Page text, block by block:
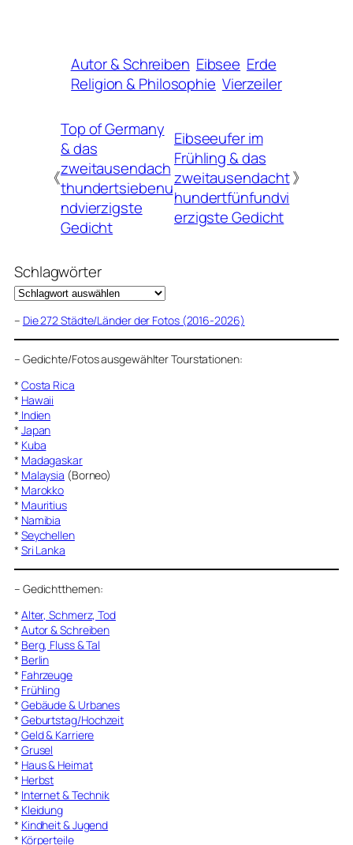
Autor & Schreiben Eibsee Erde
Religion & Philosophie Vierzeiler
《
Top of Germany
& das
zweitausendach
thundertsiebenu
ndvierzigste
Gedicht
Eibseeufer im
Frühling & das
zweitausendacht
hundertfünfundvi
erzigste Gedicht
》
Schlagwörter
– Die 272 Städte/Länder der Fotos (2016-2026)
– Gedichte/Fotos ausgewählter Tourstationen:
* Costa Rica
* Hawaii
* Indien
* Japan
* Kuba
* Madagaskar
* Malaysia (Borneo)
* Marokko
* Mauritius
* Namibia
* Seychellen
* Sri Lanka
– Gedichtthemen:
* Alter, Schmerz, Tod
* Autor & Schreiben
* Berg, Fluss & Tal
* Berlin
* Fahrzeuge
* Frühling
* Gebäude & Urbanes
* Geburtstag/Hochzeit
* Geld & Karriere
* Grusel
* Haus & Heimat
* Herbst
* Internet & Technik
* Kleidung
* Kindheit & Jugend
* Körperteile